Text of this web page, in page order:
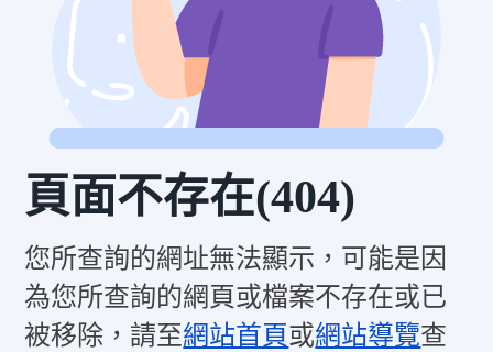
頁面不存在(404)
您所查詢的網址無法顯示，可能是因
為您所查詢的網頁或檔案不存在或已
被移除，請至網站首頁或網站導覽查